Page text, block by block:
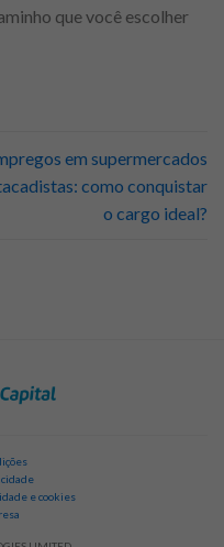
que você escolher
em supermercados
como conquistar
o cargo ideal?
e cookies